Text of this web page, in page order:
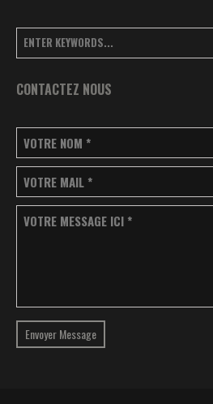
CONTACTEZ NOUS
VOTRE NOM *
VOTRE MAIL *
VOTRE MESSAGE ICI *
Envoyer Message